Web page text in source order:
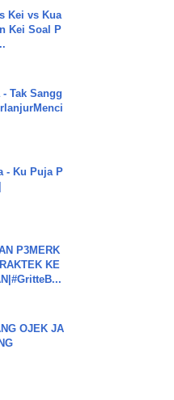
Kei vs Kua
Kei Soal P
Tak Sangg
- Ku Puja P
P3MERK
KE
OJEK JA